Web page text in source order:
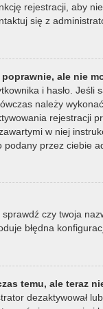
rejestracji, aby
się z
ale nie
i hasło. Jeśli
należy
rejestracji
w niej
przez ciebie
czy twoja
błędna
temu, ale teraz
dezaktywował